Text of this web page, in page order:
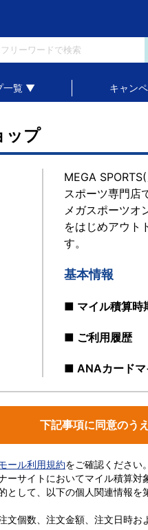
一覧 ▼ キャン
ップ
MEGA
スポーツ専門店
メガスポーツオ
をはじめアウト
す。
基本情報
■ マイル積算時
■ ご利用履歴
■ ANAカードマ
下記事項に同意のう
ール利用規約をご確認ください。
ーサイトにおいてマイル積算対
として、以下の個人関連情報
文個数、注文金額、注文日時お